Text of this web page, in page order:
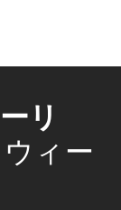
リ
ウィー